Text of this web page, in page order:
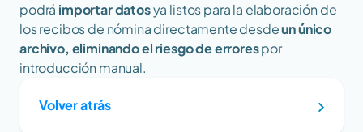
podrá importar datos ya listos para la elaboración de
los recibos de nómina directamente desde un único
archivo, eliminando el riesgo de errores por
introducción manual.
Volver atrás